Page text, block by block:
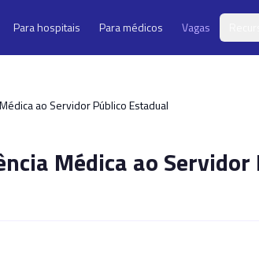
Para hospitais Para médicos Vagas
ao Servidor Público Estadual
Médica ao Servidor